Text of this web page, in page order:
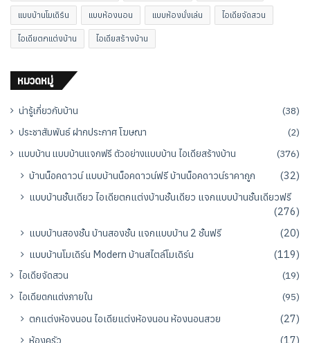
แบบบ้านโมเดิร์น แบบห้องนอน แบบห้องนั่งเล่น ไอเดียจัดสวน
ไอเดียตกแต่งบ้าน ไอเดียสร้างบ้าน
หมวดหมู่
น่ารู้เกี่ยวกับบ้าน
(38)
ประชาสัมพันธ์ ฝากประกาศ โฆษณา
(2)
แบบบ้าน แบบบ้านแจกฟรี ตัวอย่างแบบบ้าน ไอเดียสร้างบ้าน
(376)
บ้านน็อคดาวน์ แบบบ้านน็อคดาวน์ฟรี บ้านน็อคดาวน์ราคาถูก
(32)
แบบบ้านชั้นเดียว ไอเดียตกแต่งบ้านชั้นเดียว แจกแบบบ้านชั้นเดียวฟรี
(276)
แบบบ้านสองชั้น บ้านสองชั้น แจกแบบบ้าน 2 ชั้นฟรี
(20)
แบบบ้านโมเดิร์น Modern บ้านสไตล์โมเดิร์น
(119)
ไอเดียจัดสวน
(19)
ไอเดียตกแต่งภายใน
(95)
ตกแต่งห้องนอน ไอเดียแต่งห้องนอน ห้องนอนสวย
(27)
ห้องครัว
(17)